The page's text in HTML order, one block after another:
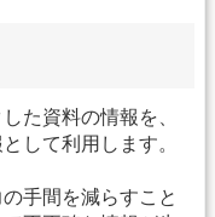
た資料の情報を、
して利用します。
手間を減らすこと